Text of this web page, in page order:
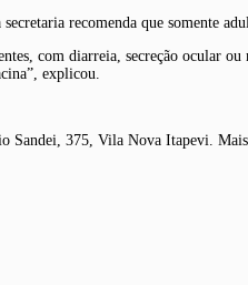
recomenda que somente
com diarreia, secreção ocular
explicou.
Sandei, 375, Vila Nova Itapevi.